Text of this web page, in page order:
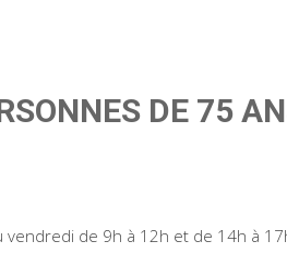
DE 75
de 9h à 12h et de 14h à